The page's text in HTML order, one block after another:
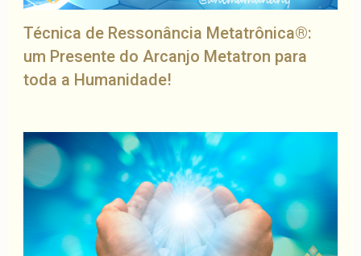
Técnica de Ressonância Metatrônica®:
um Presente do Arcanjo Metatron para
toda a Humanidade!